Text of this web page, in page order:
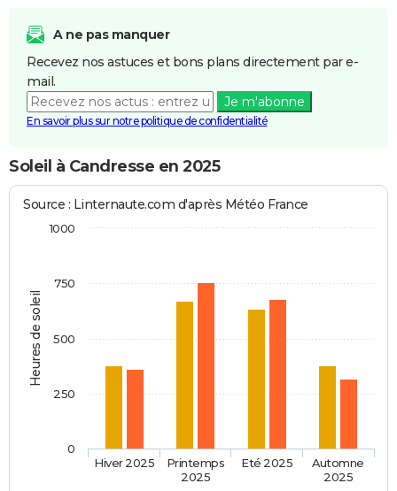
A ne pas manquer
Recevez nos astuces et bons plans directement par e-
mail.
Je m'abonne
En savoir plus sur notre politique de confidentialité
Soleil à Candresse en 2025
Heures de soleil
Source : Linternaute.com d'après Météo France
Hiver 2025
Printemps
2025
Eté 2025
Automne
2025
0
250
500
750
1000